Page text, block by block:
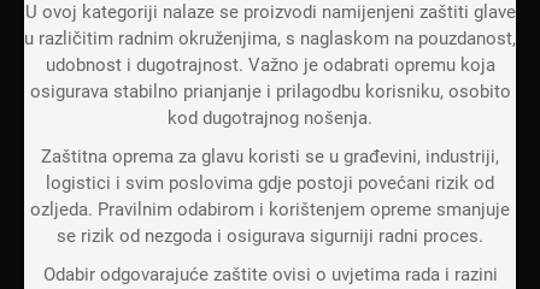
U ovoj kategoriji nalaze se proizvodi namijenjeni zaštiti glave
u različitim radnim okruženjima, s naglaskom na pouzdanost,
udobnost i dugotrajnost. Važno je odabrati opremu koja
osigurava stabilno prianjanje i prilagodbu korisniku, osobito
kod dugotrajnog nošenja.
Zaštitna oprema za glavu koristi se u građevini, industriji,
logistici i svim poslovima gdje postoji povećani rizik od
ozljeda. Pravilnim odabirom i korištenjem opreme smanjuje
se rizik od nezgoda i osigurava sigurniji radni proces.
Odabir odgovarajuće zaštite ovisi o uvjetima rada i razini